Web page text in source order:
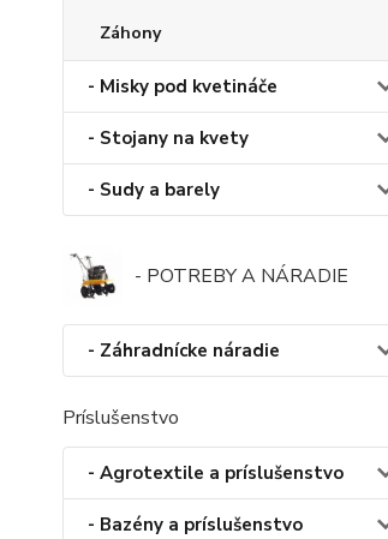
Záhony
- Misky pod kvetináče
- Stojany na kvety
- Sudy a barely
- POTREBY A NÁRADIE
- Záhradnícke náradie
Príslušenstvo
- Agrotextile a príslušenstvo
- Bazény a príslušenstvo